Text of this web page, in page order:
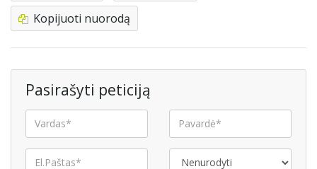
Kopijuoti nuorodą
Pasirašyti peticiją